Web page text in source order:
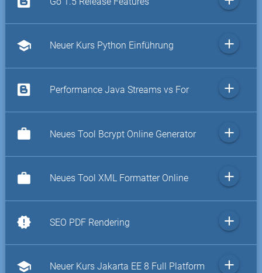
school Neuer Kurs Python Einführung add
Performance Java Streams vs For add
work Neues Tool Bcrypt Online Generator add
work Neues Tool XML Formatter Online add
new_releases SEO PDF Rendering add
school Neuer Kurs Jakarta EE 8 Full Platform add